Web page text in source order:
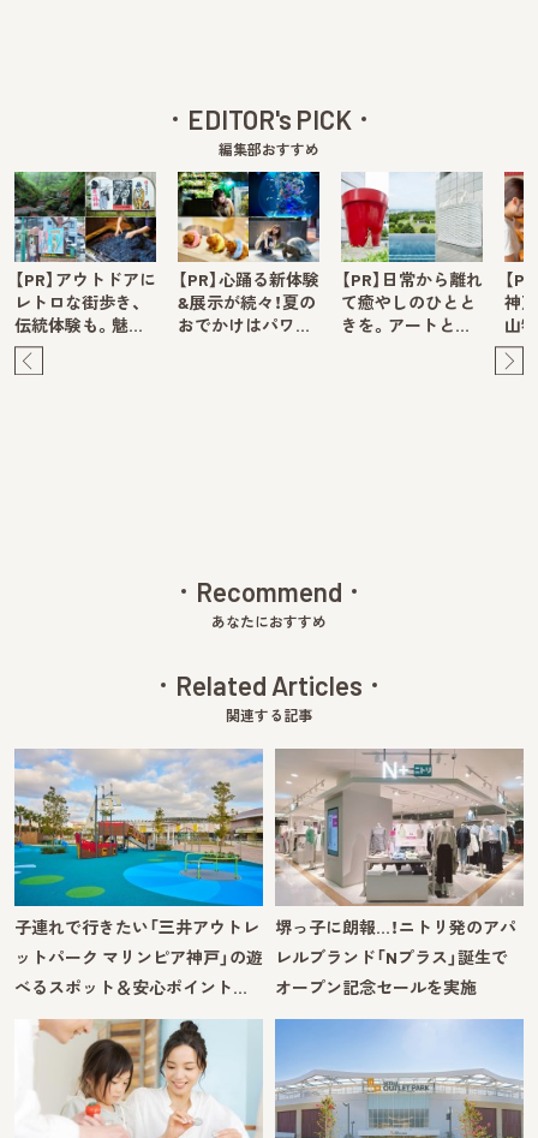
EDITOR's PICK
編集部おすすめ
【PR】アウトドアに
レトロな街歩き、
伝統体験も。魅…
【PR】心踊る新体験
&展示が続々！夏の
おでかけはパワ…
【PR】日常から離れ
て癒やしのひとと
きを。アートと…
【
神
山
Recommend
あなたにおすすめ
Related Articles
関連する記事
子連れで行きたい「三井アウトレ
ットパーク マリンピア神戸」の遊
べるスポット＆安心ポイント…
堺っ子に朗報…！ニトリ発のアパ
レルブランド「Nプラス」誕生で
オープン記念セールを実施